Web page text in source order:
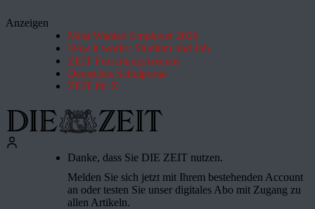
Anzeigen
Most Wanted Employer 2026
How it works: Studium und Job
ZEIT Forschungskosmos
Deutsches Schulportal
ZEIT für X
Danke, dass Sie DIE ZEIT nutzen.
Melden Sie sich jetzt mit Ihrem bestehenden Account
an oder testen Sie unser digitales Abo mit Zugang zu
allen Artikeln.